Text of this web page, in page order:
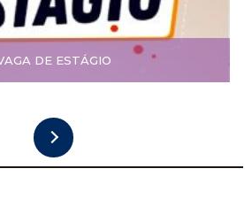
DE ESTÁGIO